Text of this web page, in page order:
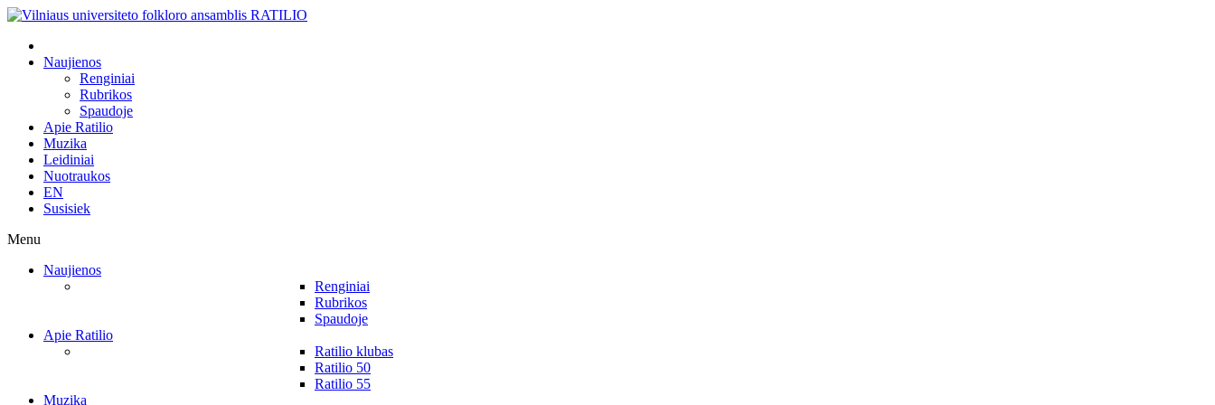
Naujienos
Renginiai
Rubrikos
Spaudoje
Apie Ratilio
Muzika
Leidiniai
Nuotraukos
EN
Susisiek
Menu
Naujienos
Renginiai
Rubrikos
Spaudoje
Apie Ratilio
Ratilio klubas
Ratilio 50
Ratilio 55
Muzika